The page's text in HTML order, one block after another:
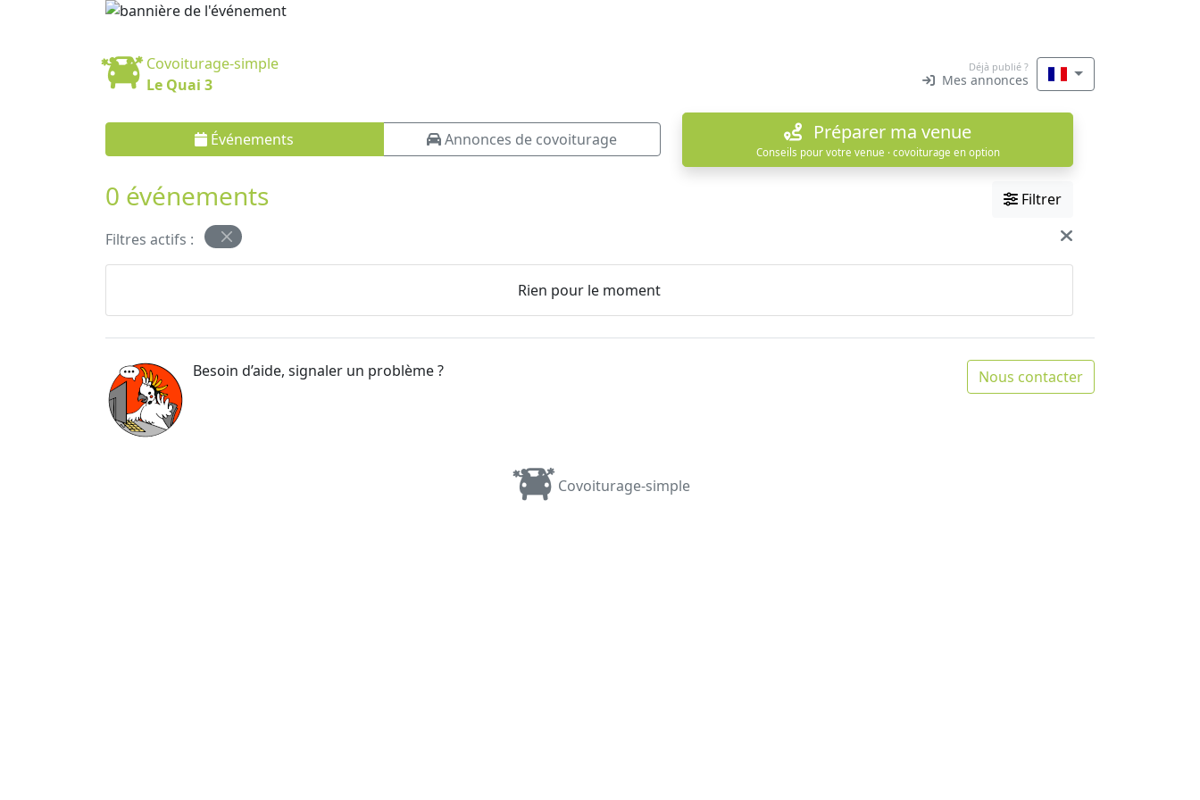
Covoiturage-simple
Le Quai 3
Déjà publié ?
Mes annonces
Événements Annonces de covoiturage Préparer ma venue
Conseils pour votre venue · covoiturage en option
0 événements Filtrer
Filtres actifs :
Rien pour le moment
Besoin d’aide, signaler un problème ? Nous contacter
Covoiturage-simple